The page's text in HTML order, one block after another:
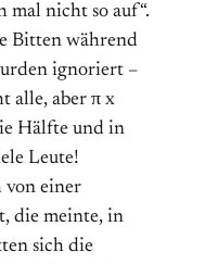
mal nicht so auf“.
Bitten während
ignoriert –
alle, aber π x
Hälfte und in
Leute!
von einer
die meinte, in
sich die